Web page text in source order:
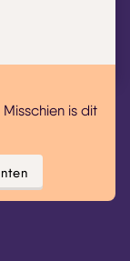
is dit